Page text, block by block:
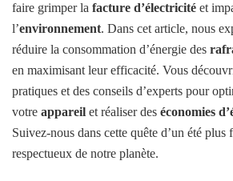
faire grimper la facture d’électricité et
l’environnement. Dans cet article, nous
réduire la consommation d’énergie des
en maximisant leur efficacité. Vous
pratiques et des conseils d’experts pour
votre appareil et réaliser des économies
Suivez-nous dans cette quête d’un été plus
respectueux de notre planète.